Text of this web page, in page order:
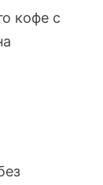
кофе с